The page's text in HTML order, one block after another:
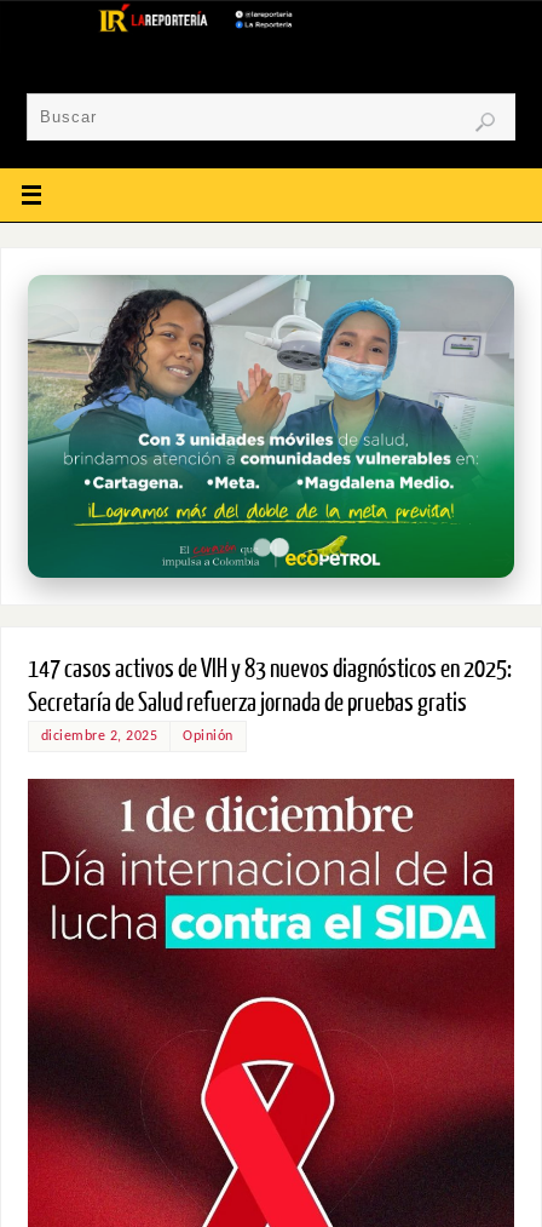
147 casos activos de VIH y 83 nuevos diagnósticos en 2025:
Secretaría de Salud refuerza jornada de pruebas gratis
diciembre 2, 2025 Opinión